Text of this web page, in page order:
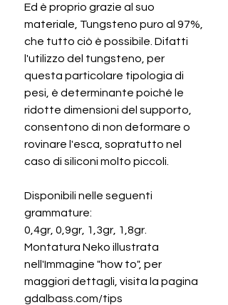
Ed è proprio grazie al suo
materiale, Tungsteno puro al 97%,
che tutto ciò è possibile. Difatti
l'utilizzo del tungsteno, per
questa particolare tipologia di
pesi, è determinante poiché le
ridotte dimensioni del supporto,
consentono di non deformare o
rovinare l'esca, sopratutto nel
caso di siliconi molto piccoli.
Disponibili nelle seguenti
grammature:
0,4gr, 0,9gr, 1,3gr, 1,8gr.
Montatura Neko illustrata
nell'Immagine "how to", per
maggiori dettagli, visita la pagina
gdalbass.com/tips